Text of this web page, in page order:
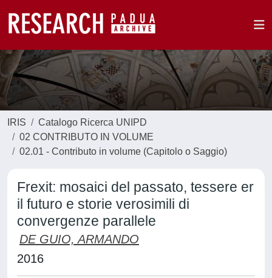
IRIS
Catalogo Ricerca UNIPD
02 CONTRIBUTO IN VOLUME
02.01 - Contributo in volume (Capitolo o Saggio)
Frexit: mosaici del passato, tessere er
il futuro e storie verosimili di
convergenze parallele
DE GUIO, ARMANDO
2016